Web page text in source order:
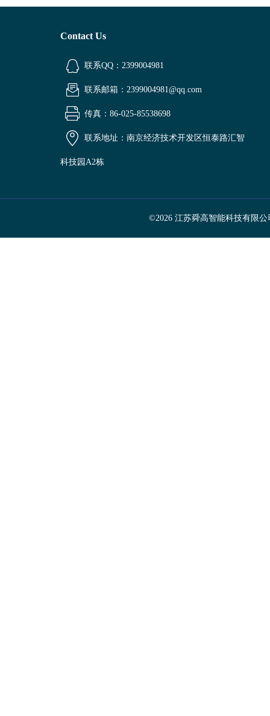
Contact Us
联系QQ：2399004981
联系邮箱：2399004981@qq.com
传真：86-025-85538698
联系地址：南京经济技术开发区恒泰路汇智
科技园A2栋
©2026 江苏舜高智能科技有限